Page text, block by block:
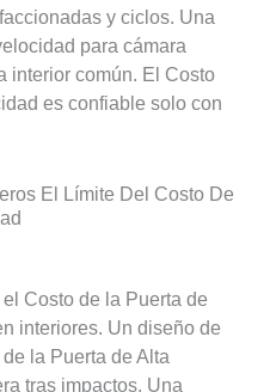
y ciclos. Una
para cámara
interior común. El Costo
es confiable solo con
El Límite Del Costo De
Costo de la Puerta de
interiores. Un diseño de
la Puerta de Alta
tras impactos. Una